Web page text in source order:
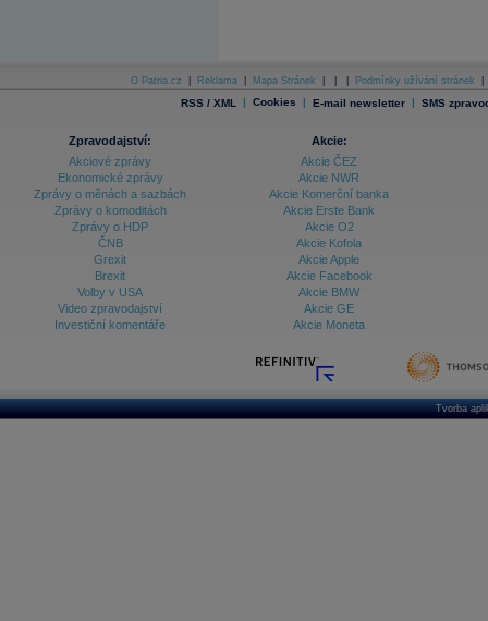
O Patria.cz Reklama Mapa Stránek Podmínky užívání stránek
RSS / XML | Cookies | E-mail newsletter | SMS
Zpravodajství:
Akciové zprávy
Ekonomické zprávy
Zprávy o měnách a sazbách
Zprávy o komoditách
Zprávy o HDP
ČNB
Grexit
Brexit
Volby v USA
Video zpravodajství
Investiční komentáře
Akcie:
Akcie ČEZ
Akcie NWR
Akcie Komerční banka
Akcie Erste Bank
Akcie O2
Akcie Kofola
Akcie Apple
Akcie Facebook
Akcie BMW
Akcie GE
Akcie Moneta
Tvorba